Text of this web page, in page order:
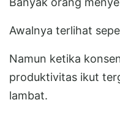
Awalnya terlihat
Namun ketika
produktivitas ikut
lambat.